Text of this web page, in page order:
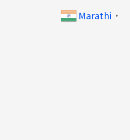
Marathi ▼